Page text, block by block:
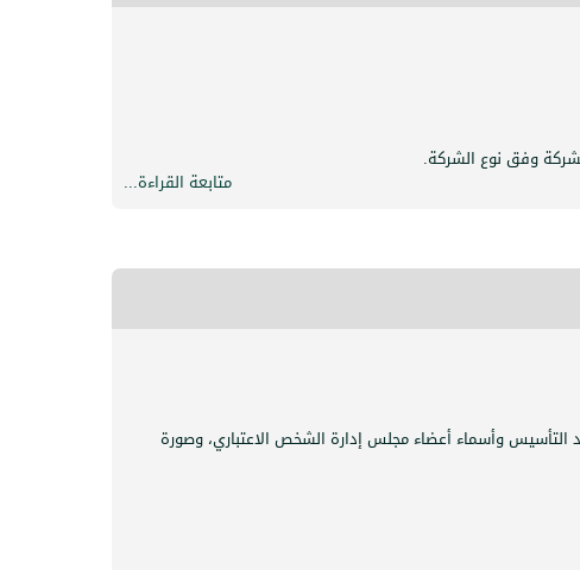
وفق نوع الشركة.
متابعة القراءة...
وأسماء أعضاء مجلس إدارة الشخص الاعتباري، وصورة